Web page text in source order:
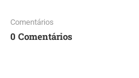
Comentários
0 Comentários